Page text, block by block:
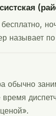
называет